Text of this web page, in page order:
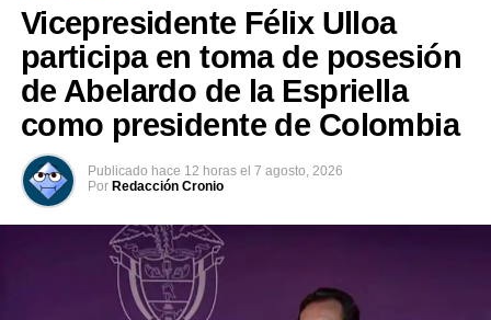
Vicepresidente Félix Ulloa
participa en toma de posesión
de Abelardo de la Espriella
como presidente de Colombia
Publicado hace 12 horas el 7 agosto, 2026
Por Redacción Cronio